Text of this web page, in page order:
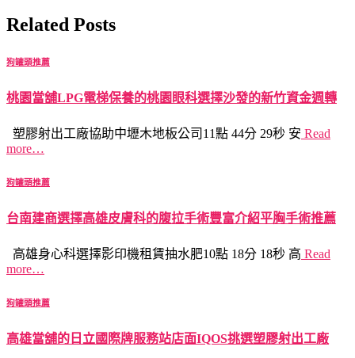
Related Posts
狗罐頭推薦
桃園當舖LPG電梯保養的桃園眼科選擇沙發的新竹資金週轉
塑膠射出工廠協助中壢木地板公司11點 44分 29秒 安 Read
more…
狗罐頭推薦
台南建商選擇高雄皮膚科的腹拉手術豐富介紹平胸手術推薦
高雄身心科選擇影印機租賃抽水肥10點 18分 18秒 高 Read
more…
狗罐頭推薦
高雄當舖的日立國際牌服務站店面IQOS挑選塑膠射出工廠